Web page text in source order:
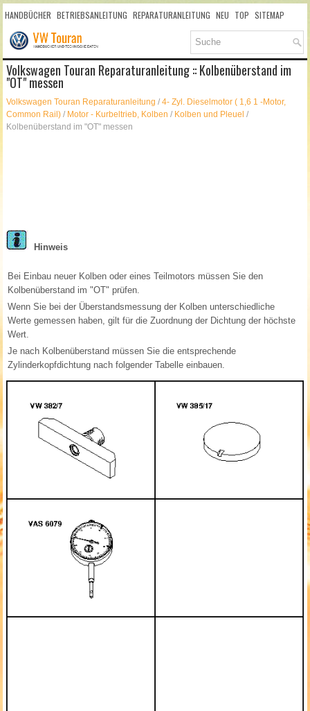
HANDBÜCHER BETRIEBSANLEITUNG REPARATURANLEITUNG NEU TOP SITEMAP
SUCHLAUF
Volkswagen Touran Reparaturanleitung :: Kolbenüberstand im
"OT" messen
Volkswagen Touran Reparaturanleitung /4- Zyl. Dieselmotor ( 1,6 1 -Motor,
Common Rail) / Motor - Kurbeltrieb, Kolben / Kolben und Pleuel /
Kolbenüberstand im "OT" messen
Hinweis
Bei Einbau neuer Kolben oder eines Teilmotors müssen Sie den
Kolbenüberstand im "OT" prüfen.
Wenn Sie bei der Überstandsmessung der Kolben unterschiedliche
Werte gemessen haben, gilt für die Zuordnung der Dichtung der höchste
Wert.
Je nach Kolbenüberstand müssen Sie die entsprechende
Zylinderkopfdichtung nach folgender Tabelle einbauen.